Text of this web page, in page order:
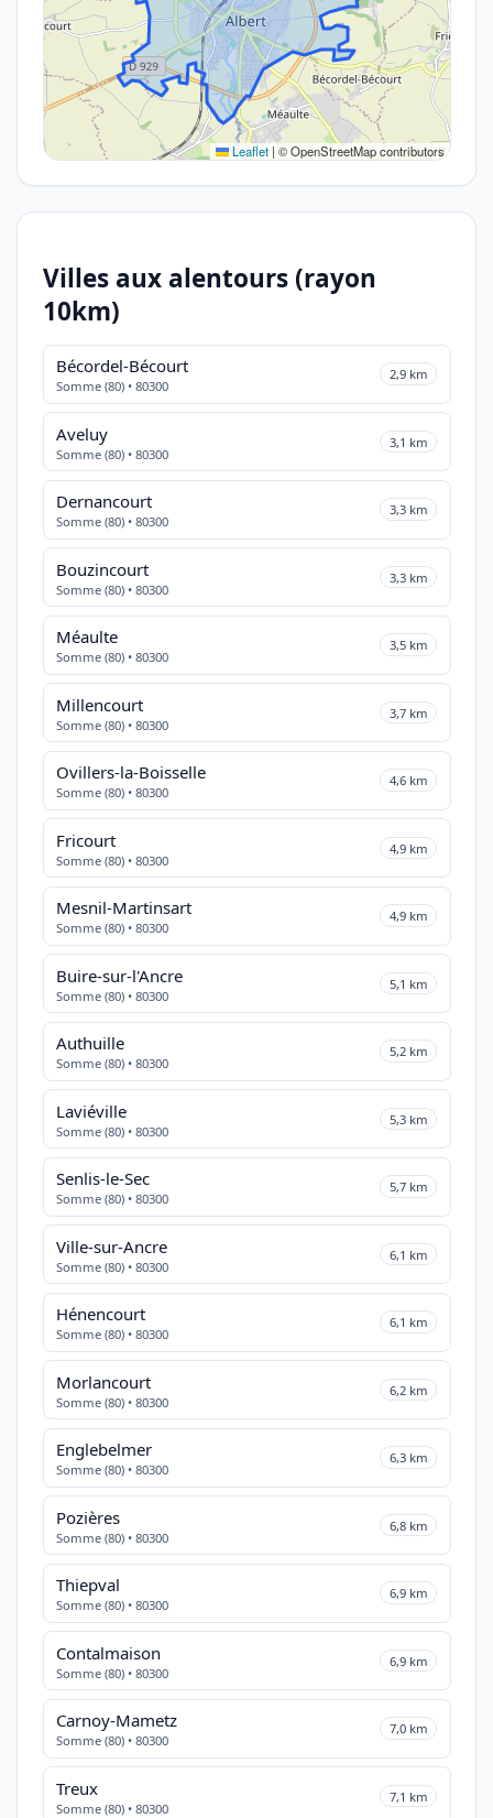
Leaflet | © OpenStreetMap contributors
Villes aux alentours (rayon
10km)
Bécordel-Bécourt
Somme (80) • 80300
2,9 km
Aveluy
Somme (80) • 80300
3,1 km
Dernancourt
Somme (80) • 80300
3,3 km
Bouzincourt
Somme (80) • 80300
3,3 km
Méaulte
Somme (80) • 80300
3,5 km
Millencourt
Somme (80) • 80300
3,7 km
Ovillers-la-Boisselle
Somme (80) • 80300
4,6 km
Fricourt
Somme (80) • 80300
4,9 km
Mesnil-Martinsart
Somme (80) • 80300
4,9 km
Buire-sur-l'Ancre
Somme (80) • 80300
5,1 km
Authuille
Somme (80) • 80300
5,2 km
Laviéville
Somme (80) • 80300
5,3 km
Senlis-le-Sec
Somme (80) • 80300
5,7 km
Ville-sur-Ancre
Somme (80) • 80300
6,1 km
Hénencourt
Somme (80) • 80300
6,1 km
Morlancourt
Somme (80) • 80300
6,2 km
Englebelmer
Somme (80) • 80300
6,3 km
Pozières
Somme (80) • 80300
6,8 km
Thiepval
Somme (80) • 80300
6,9 km
Contalmaison
Somme (80) • 80300
6,9 km
Carnoy-Mametz
Somme (80) • 80300
7,0 km
Treux
Somme (80) • 80300
7,1 km